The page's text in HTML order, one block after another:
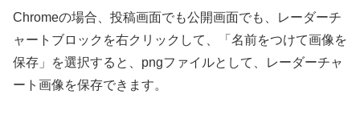
Chromeの場合、投稿画面でも公開画面でも、レーダーチ
ャートブロックを右クリックして、「名前をつけて画像を
保存」を選択すると、pngファイルとして、レーダーチャ
ート画像を保存できます。